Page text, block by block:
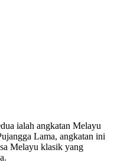
ialah angkatan Melayu
Lama, angkatan ini
Melayu klasik yang